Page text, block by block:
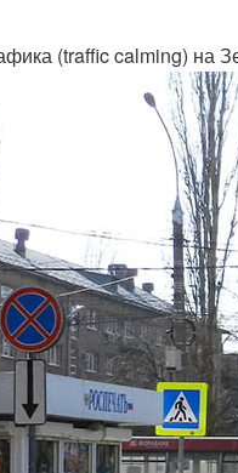
(traffic calming) на